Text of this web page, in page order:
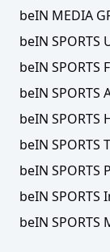
beIN MEDIA
beIN SPORTS
beIN SPORTS
beIN SPORTS
beIN SPORTS
beIN SPORTS
beIN SPORTS
beIN SPORTS
beIN